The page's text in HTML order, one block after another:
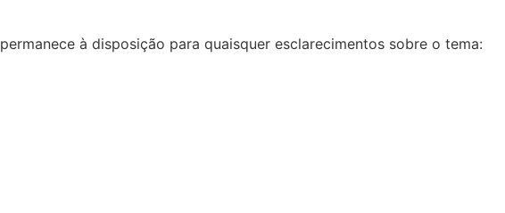
permanece à disposição para quaisquer esclarecimentos sobre o tema: